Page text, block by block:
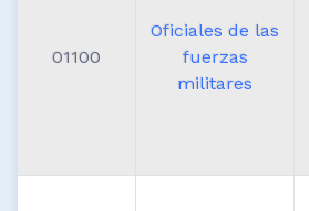
01100
Oficiales de las
fuerzas
militares